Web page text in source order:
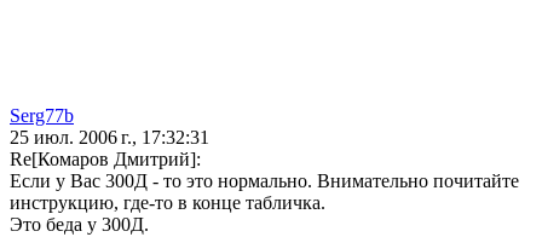
Serg77b
25 июл. 2006 г., 17:32:31
Re[Комаров Дмитрий]:
Если у Вас 300Д - то это нормально. Внимательно почитайте
инструкцию, где-то в конце табличка.
Это беда у 300Д.